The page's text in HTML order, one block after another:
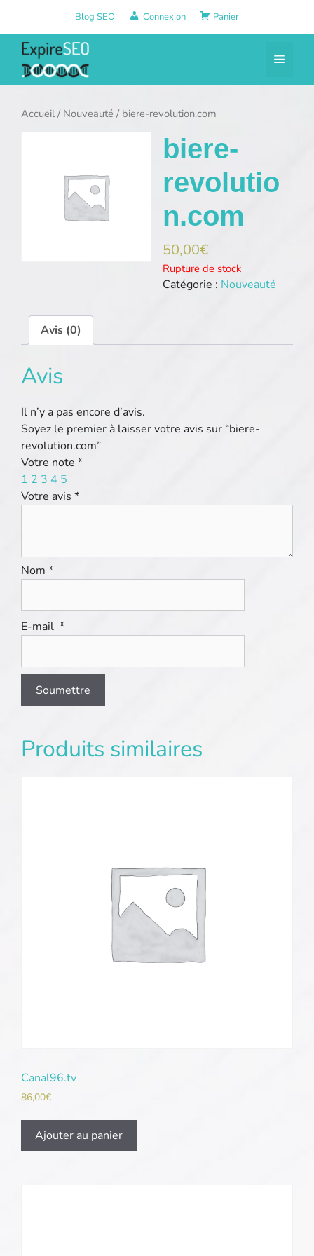
contenu
Blog SEO Connexion Panier
Menu
Accueil/ Nouveauté / biere-revolution.com
biere-
revolutio
n.com
50,00€
Rupture de stock
Catégorie : Nouveauté
Avis (0)
Avis
Il n’y a pas encore d’avis.
Soyez le premier à laisser votre avis sur “biere-
revolution.com”
Votre note *
1 2 3 4 5
Votre avis *
Nom *
E-mail *
Produits similaires
Canal96.tv
86,00€
Ajouter au panier